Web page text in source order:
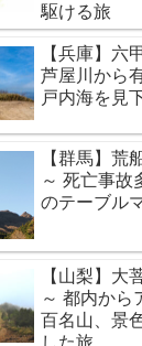
駆ける旅
【兵庫】六
芦屋川から
戸内海を見
【群馬】荒
～ 死亡事故
のテーブル
【山梨】大
～ 都内から
百名山、景
した旅